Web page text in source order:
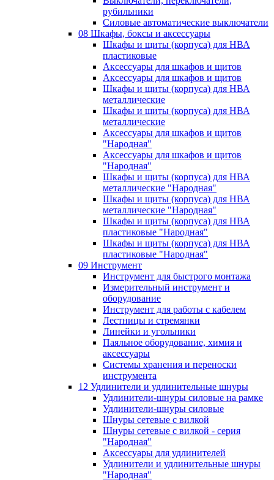
рубильники
Силовые автоматические выключатели
08 Шкафы, боксы и аксессуары
Шкафы и щиты (корпуса) для НВА
пластиковые
Аксессуары для шкафов и щитов
Аксессуары для шкафов и щитов
Шкафы и щиты (корпуса) для НВА
металлические
Шкафы и щиты (корпуса) для НВА
металлические
Аксессуары для шкафов и щитов
"Народная"
Аксессуары для шкафов и щитов
"Народная"
Шкафы и щиты (корпуса) для НВА
металлические "Народная"
Шкафы и щиты (корпуса) для НВА
металлические "Народная"
Шкафы и щиты (корпуса) для НВА
пластиковые "Народная"
Шкафы и щиты (корпуса) для НВА
пластиковые "Народная"
09 Инструмент
Инструмент для быстрого монтажа
Измерительный инструмент и
оборудование
Инструмент для работы с кабелем
Лестницы и стремянки
Линейки и угольники
Паяльное оборудование, химия и
аксессуары
Системы хранения и переноски
инструмента
12 Удлинители и удлинительные шнуры
Удлинители-шнуры силовые на рамке
Удлинители-шнуры силовые
Шнуры сетевые с вилкой
Шнуры сетевые с вилкой - серия
"Народная"
Аксессуары для удлинителей
Удлинители и удлинительные шнуры
"Народная"